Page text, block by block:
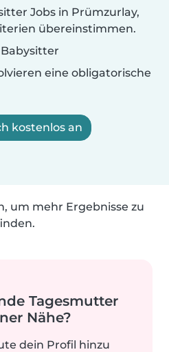
Jobs in Prümzurlay,
übereinstimmen.
eine obligatorische
kostenlos an
um mehr Ergebnisse zu
Tagesmutter
Nähe?
dein Profil hinzu